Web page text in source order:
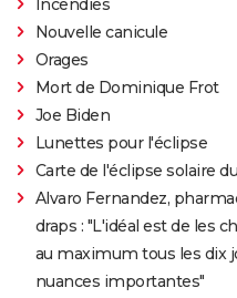
Incendies
Nouvelle canicule
Orages
Mort de Dominique Frot
Joe Biden
Lunettes pour l'éclipse
Carte de l'éclipse solaire
Alvaro Fernandez,
draps : "L'idéal est de les
au maximum tous les dix
nuances importantes"